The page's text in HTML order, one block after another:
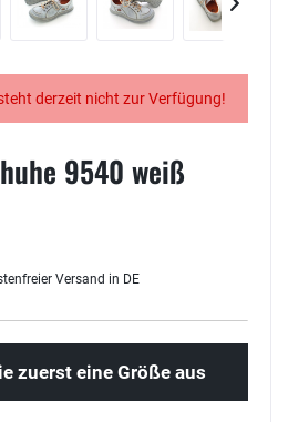
derzeit nicht zur Verfügung!
9540 weiß
Versand in DE
zuerst eine Größe aus